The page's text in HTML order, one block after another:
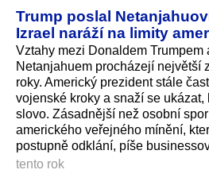
Trump poslal
Izrael naráží na limity
Vztahy mezi Donaldem Trumpem
Netanjahuem procházejí největší
roky. Americký prezident stále
vojenské kroky a snaží se
slovo. Zásadnější než osobní
amerického veřejného mínění,
postupně odklání, píše
tento rok